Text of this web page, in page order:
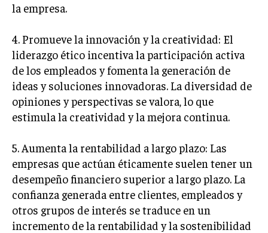
IMPORTACIÓN Y EXPORTACIÓN
ALIANZAS ESTRATÉGICAS
TECNOLOGIA
SOSTENIBILIDAD Y MEDIO AMBIENTE
GESTIÓN DE LA INNOVACIÓN TECNOLÓGICA
TRANSFORMACIÓN DIGITAL
ANALÍTICA EMPRESARIAL Y BUSINESS
INTELLIGENCE
CIBERSEGURIDAD EMPRESARIAL
ESTRATEGIA
EMPRESAS FAMILIARES Y SUCESIÓN
la empresa.
4. Promueve la innovación y la creatividad: El
liderazgo ético incentiva la participación activa
de los empleados y fomenta la generación de
ideas y soluciones innovadoras. La diversidad de
opiniones y perspectivas se valora, lo que
estimula la creatividad y la mejora continua.
5. Aumenta la rentabilidad a largo plazo: Las
empresas que actúan éticamente suelen tener un
desempeño financiero superior a largo plazo. La
confianza generada entre clientes, empleados y
otros grupos de interés se traduce en un
incremento de la rentabilidad y la sostenibilidad